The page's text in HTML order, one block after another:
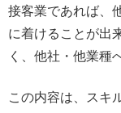
接客業であれば、
に着けることが出
く、他社・他業種
この内容は、スキ